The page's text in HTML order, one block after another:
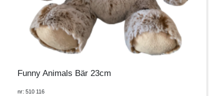
Funny Animals Bär 23cm
nr: 510 116